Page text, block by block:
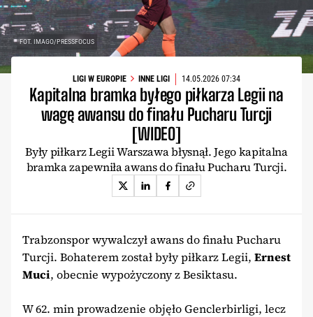
FOT. IMAGO/PRESSFOCUS
LIGI W EUROPIE INNE LIGI 14.05.2026 07:34
Kapitalna bramka byłego piłkarza Legii na
wagę awansu do finału Pucharu Turcji
[WIDEO]
Były piłkarz Legii Warszawa błysnął. Jego kapitalna
bramka zapewniła awans do finału Pucharu Turcji.
Trabzonspor wywalczył awans do finału Pucharu
Turcji. Bohaterem został były piłkarz Legii, Ernest
Muci, obecnie wypożyczony z Besiktasu.
W 62. min prowadzenie objęło Genclerbirligi, lecz